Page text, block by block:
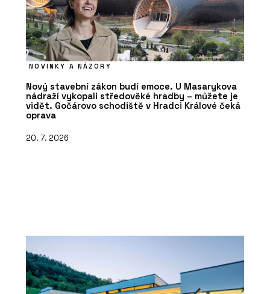
NOVINKY A NÁZORY
Nový stavební zákon budí emoce. U Masarykova
nádraží vykopali středověké hradby – můžete je
vidět. Gočárovo schodiště v Hradci Králové čeká
oprava
20. 7. 2026